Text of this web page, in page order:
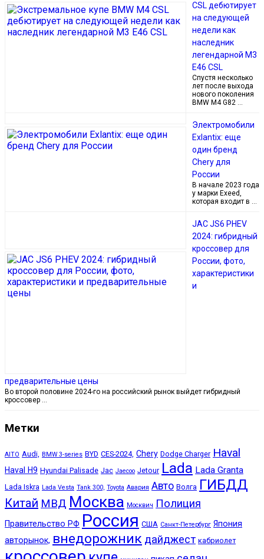
CSL дебютирует
на следующей
недели как
наследник
легендарной M3
E46 CSL
Спустя несколько
лет после выхода
нового поколения
BMW M4 G82 …
Электромобили
Exlantix: еще
один бренд
Chery для
России
В начале 2023 года
у марки Exeed,
которая входит в …
JAC JS6 PHEV
2024: гибридный
кроссовер для
России, фото,
характеристики
и
предварительные цены
Во второй половине 2024-го на российский рынок выйдет гибридный
кроссовер …
Метки
AITO Audi, BMW 3-series BYD CES-2024, Chery Dodge Charger Haval
Haval H9 Hyundai Palisade Jac Jaecoo Jetour Lada Lada Granta
Lada Iskra Lada Vesta Tank 300, Toyota Авария Авто Волга ГИБДД
Китай МВД Москва Москвич Полиция
Правительство РФ Россия США Санкт-Петербург Япония
авторынок, внедорожник дайджест кабриолет